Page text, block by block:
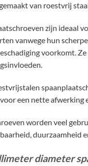
van roestvrij
zijn ideaal
vanwege hun
voorkomt.
een nette afwerking
worden veel
duurzaamheid
diameter